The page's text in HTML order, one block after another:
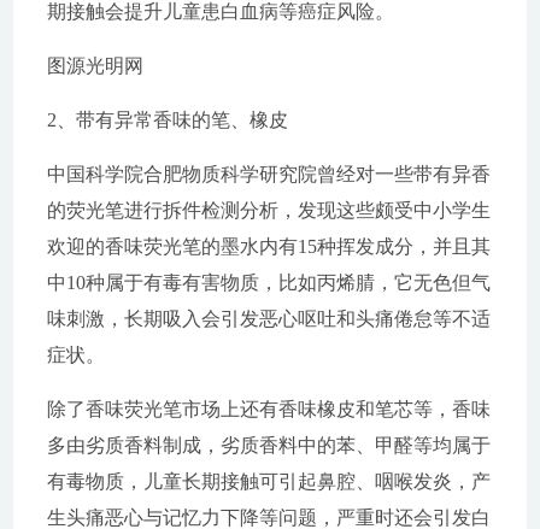
期接触会提升儿童患白血病等癌症风险。
图源光明网
2、带有异常香味的笔、橡皮
中国科学院合肥物质科学研究院曾经对一些带有异香
的荧光笔进行拆件检测分析，发现这些颇受中小学生
欢迎的香味荧光笔的墨水内有15种挥发成分，并且其
中10种属于有毒有害物质，比如丙烯腈，它无色但气
味刺激，长期吸入会引发恶心呕吐和头痛倦怠等不适
症状。
除了香味荧光笔市场上还有香味橡皮和笔芯等，香味
多由劣质香料制成，劣质香料中的苯、甲醛等均属于
有毒物质，儿童长期接触可引起鼻腔、咽喉发炎，产
生头痛恶心与记忆力下降等问题，严重时还会引发白